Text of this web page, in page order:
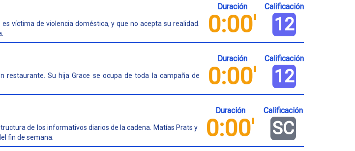
víctima de violencia doméstica, y que no acepta su realidad.
Duración
0:00'
Calificación
12
restaurante. Su hija Grace se ocupa de toda la campaña de
Duración
0:00'
Calificación
12
de los informativos diarios de la cadena. Matías Prats y
fin de semana.
Duración
0:00'
Calificación
SC